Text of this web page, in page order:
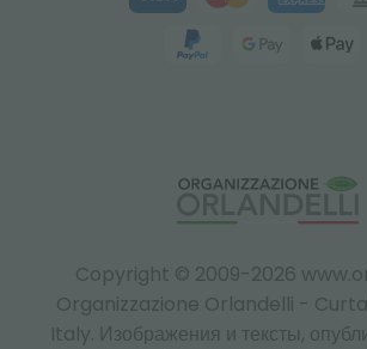
Copyright © 2009-2026
Organizzazione Orlandelli -
Italy. Изображения и тексты,